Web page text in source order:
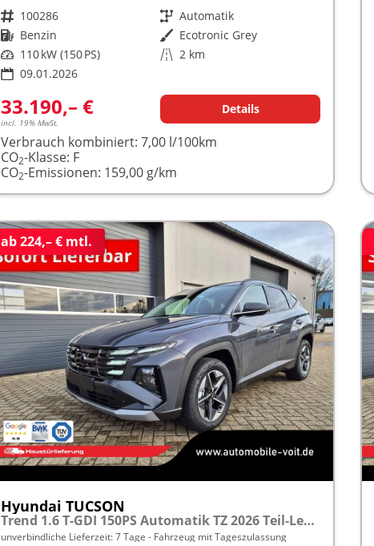
Fahrzeugnr. 100286 Getriebe Automatik
Kraftstoff Benzin Außenfarbe Ecotronic Grey
Leistung 110 kW (150 PS) Kilometerstand 2 km
09.01.2026
33.190,– €
incl. 19% MwSt.
Details
Verbrauch kombiniert:7,00 l/100km
CO2-Klasse: F
CO2-Emissionen: 159,00 g/km
ab 224,– € mtl.
Hyundai TUCSON
Trend 1.6 T-GDI 150PS Automatik TZ 2026 Teil-Leder Sitzheizung v+h Lenkradheizung Klimaautomatik Navi Touchscreen DAB+ Apple CarPlay + Android Auto PDC Rückf.-Kamera Matrix-LED-Scheinw.
unverbindliche Lieferzeit:7 Tage Fahrzeug mit Tageszulassung